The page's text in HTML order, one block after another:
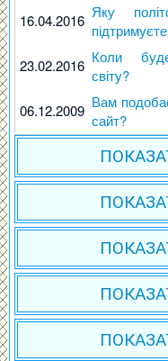
16.04.2016 Яку
23.02.2016 Коли
світу?
06.12.2009 Вам
сайт?